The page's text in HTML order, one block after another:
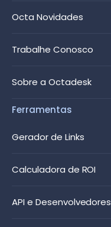
Octa Novidades
Trabalhe Conosco
Sobre a Octadesk
Ferramentas
Gerador de Links
Calculadora de ROI
API e Desenvolvedores